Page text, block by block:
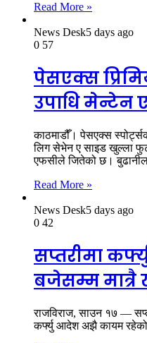
Read More »
News Desk5 days ago
0 57
पेसएक्स
उपाधि मेन्टेन
काठमाडौँ। पेसएक्स
लिग सेभेन ए साइड खुल्ला
एफसीले जितेको छ।
Read More »
News Desk5 days ago
0 42
सप्तरीमा
बजेसम्म
राजविराज, साउन १७ —
कर्फ्यु आदेश अझै कायम